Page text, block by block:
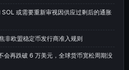
或需要重新审视因供应过剩后的通胀
非欧盟稳定币发行商准入规则
会再跌破 6 万美元，全球货币宽松周期没